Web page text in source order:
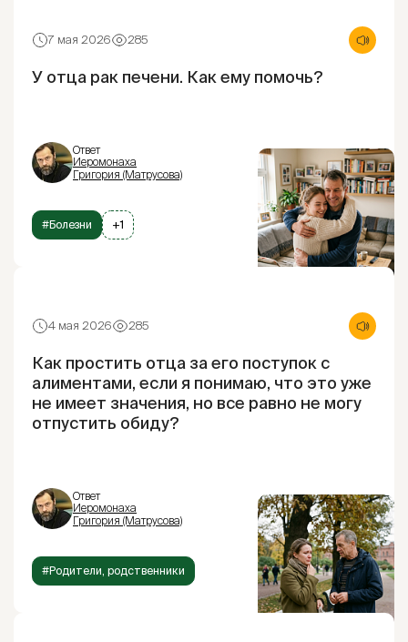
7 мая 2026 285
У отца рак печени. Как ему помочь?
Ответ
Иеромонаха
Григория (Матрусова)
#Болезни +1
4 мая 2026 285
Как простить отца за его поступок с
алиментами, если я понимаю, что это уже
не имеет значения, но все равно не могу
отпустить обиду?
Ответ
Иеромонаха
Григория (Матрусова)
#Родители, родственники